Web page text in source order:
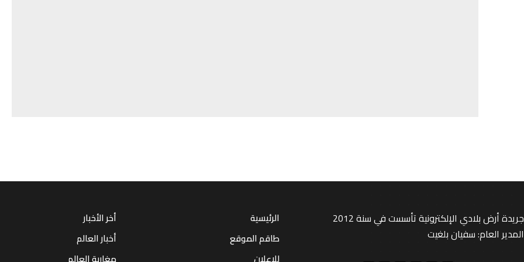
جريدة أرض بلادي الإلكترونية تأسست في سنة 2012
المدير العام: سفيان بلغيت
الرئيسية
طاقم الموقع
أخر الأخبار
أخبار العالم